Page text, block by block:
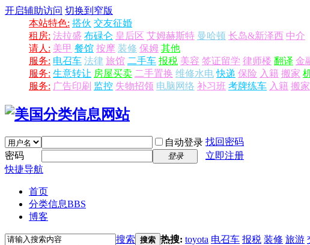
开启辅助访问 切换到窄版
本站特色: 搭伙 交友征婚
租房: 法拉盛 布碌仑 皇后区 艾姆赫斯特 曼哈顿 长岛&新泽西 中介
请人: 美甲 餐馆 按摩 装修 保姆 其他
服务: 电召车 法律 旅馆 二手车 报税 美容 签证留学 律师楼 翻译 金
服务: 生意转让 房屋买卖 二手置换 维修水电 快递 保险 入籍 搬家
服务: 广告印刷 监控 失物招领 电脑网络 补习班 考牌练车 入籍 搬家
自动登录 找回密码
密码
登录
立即注册
快捷导航
首页
分类信息BBS
博客
搜索 搜索 热搜: toyota 电召车 报税 装修 旅游